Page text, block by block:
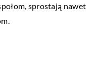
sprostają nawet